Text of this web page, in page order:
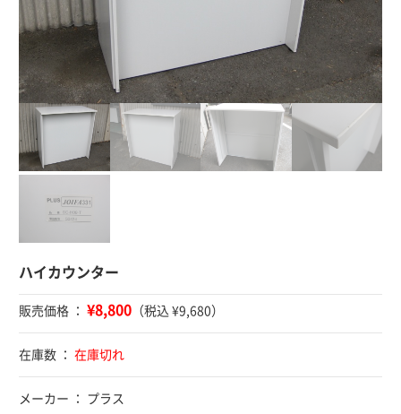
ハイカウンター
販売価格 ： ¥8,800 （税込 ¥9,680）
在庫数 ： 在庫切れ
メーカー ： プラス